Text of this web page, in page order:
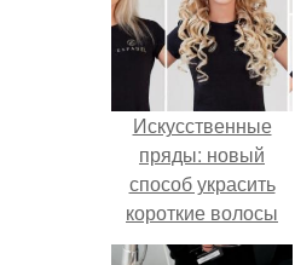
Искусственные
пряды: новый
способ украсить
короткие волосы